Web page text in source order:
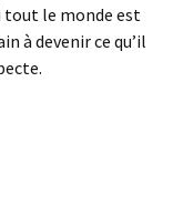
tout le monde est
à devenir ce qu’il